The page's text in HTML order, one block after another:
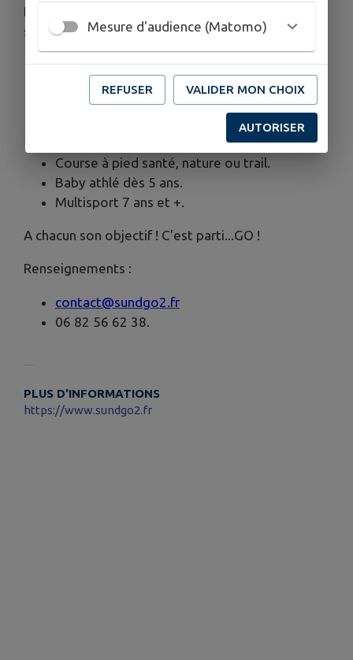
Les activités reprennent à partir du lundi 8
septembre :
Cocktail santé intergénérationnel.
Renforcement.
Remise en forme.
Course à pied santé, nature ou trail.
Baby athlé dès 5 ans.
Multisport 7 ans et +.
A chacun son objectif ! C'est parti...GO !
Renseignements :
contact@sundgo2.fr
06 82 56 62 38.
PLUS D'INFORMATIONS
https://www.sundgo2.fr
Mesure d'audience (Matomo)
REFUSER VALIDER MON CHOIX
AUTORISER